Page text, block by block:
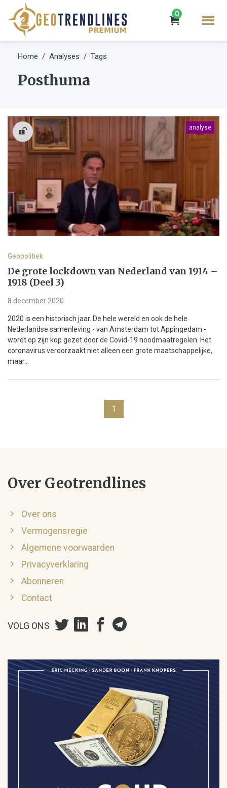
0
Home Analyses Tags
Posthuma
analyse
Geopolitiek
De grote lockdown van Nederland van 1914 –
1918 (Deel 3)
8 december 2020
2020 is een historisch jaar. De hele wereld en ook de hele
Nederlandse samenleving - van Amsterdam tot Appingedam -
wordt op zijn kop gezet door de Covid-19 noodmaatregelen. Het
coronavirus veroorzaakt niet alleen een grote maatschappelijke,
maar...
1
Over Geotrendlines
Over ons
Vermogensregie
Algemene voorwaarden
Privacyverklaring
Abonneren
Contact
VOLG ONS